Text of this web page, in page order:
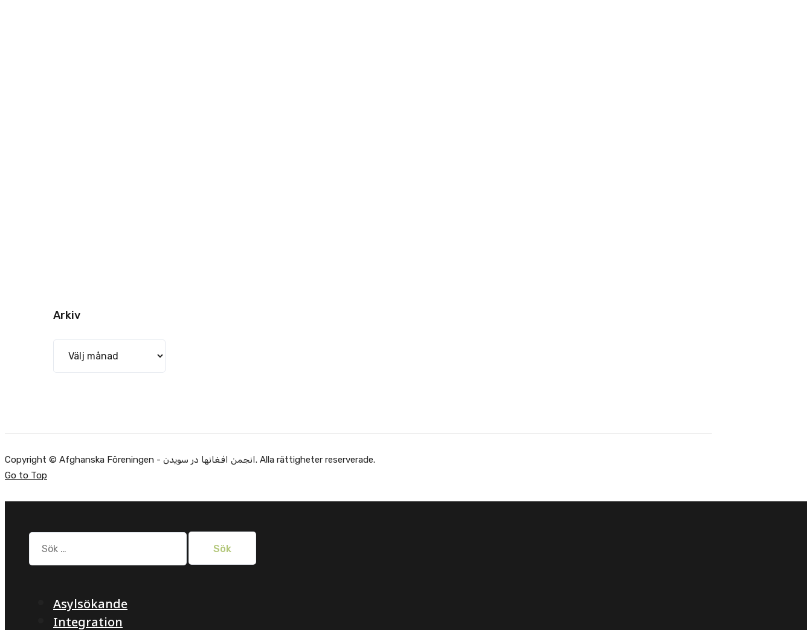
Arkiv
Copyright © Afghanska Föreningen - انجمن افغانها در سویدن. Alla rättigheter reserverade.
Go to Top
Sök
efter:
Asylsökande
Integration